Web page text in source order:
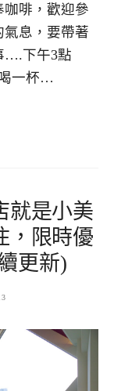
啡，歡迎參
息，要帶著
….下午3點
一杯…
就是小美
，限時優
更新)